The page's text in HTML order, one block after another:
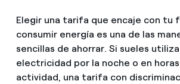
Elegir una tarifa que encaje con tu
consumir energía es una de las
sencillas de ahorrar. Si sueles
electricidad por la noche o en
actividad, una tarifa con